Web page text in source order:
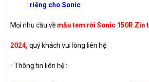
riêng cho Sonic
Mọi nhu cầu về mẫu tem rời Sonic 150R Zin
2024, quý khách vui lòng liên hệ:
- Thông tin liên hệ :